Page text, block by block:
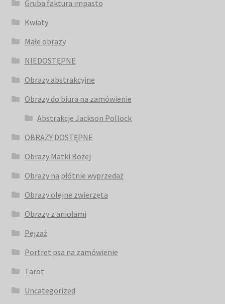
Gruba faktura impasto
Kwiaty
Małe obrazy
NIEDOSTĘPNE
Obrazy abstrakcyjne
Obrazy do biura na zamówienie
Abstrakcje Jackson Pollock
OBRAZY DOSTĘPNE
Obrazy Matki Bożej
Obrazy na płótnie wyprzedaż
Obrazy olejne zwierzęta
Obrazy z aniołami
Pejzaż
Portret psa na zamówienie
Tarot
Uncategorized